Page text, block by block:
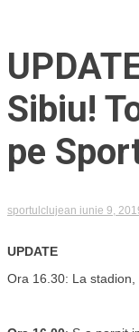
Sibiu!
pe
sportulclujean iunie 9,
UPDATE
Ora 16.30: La